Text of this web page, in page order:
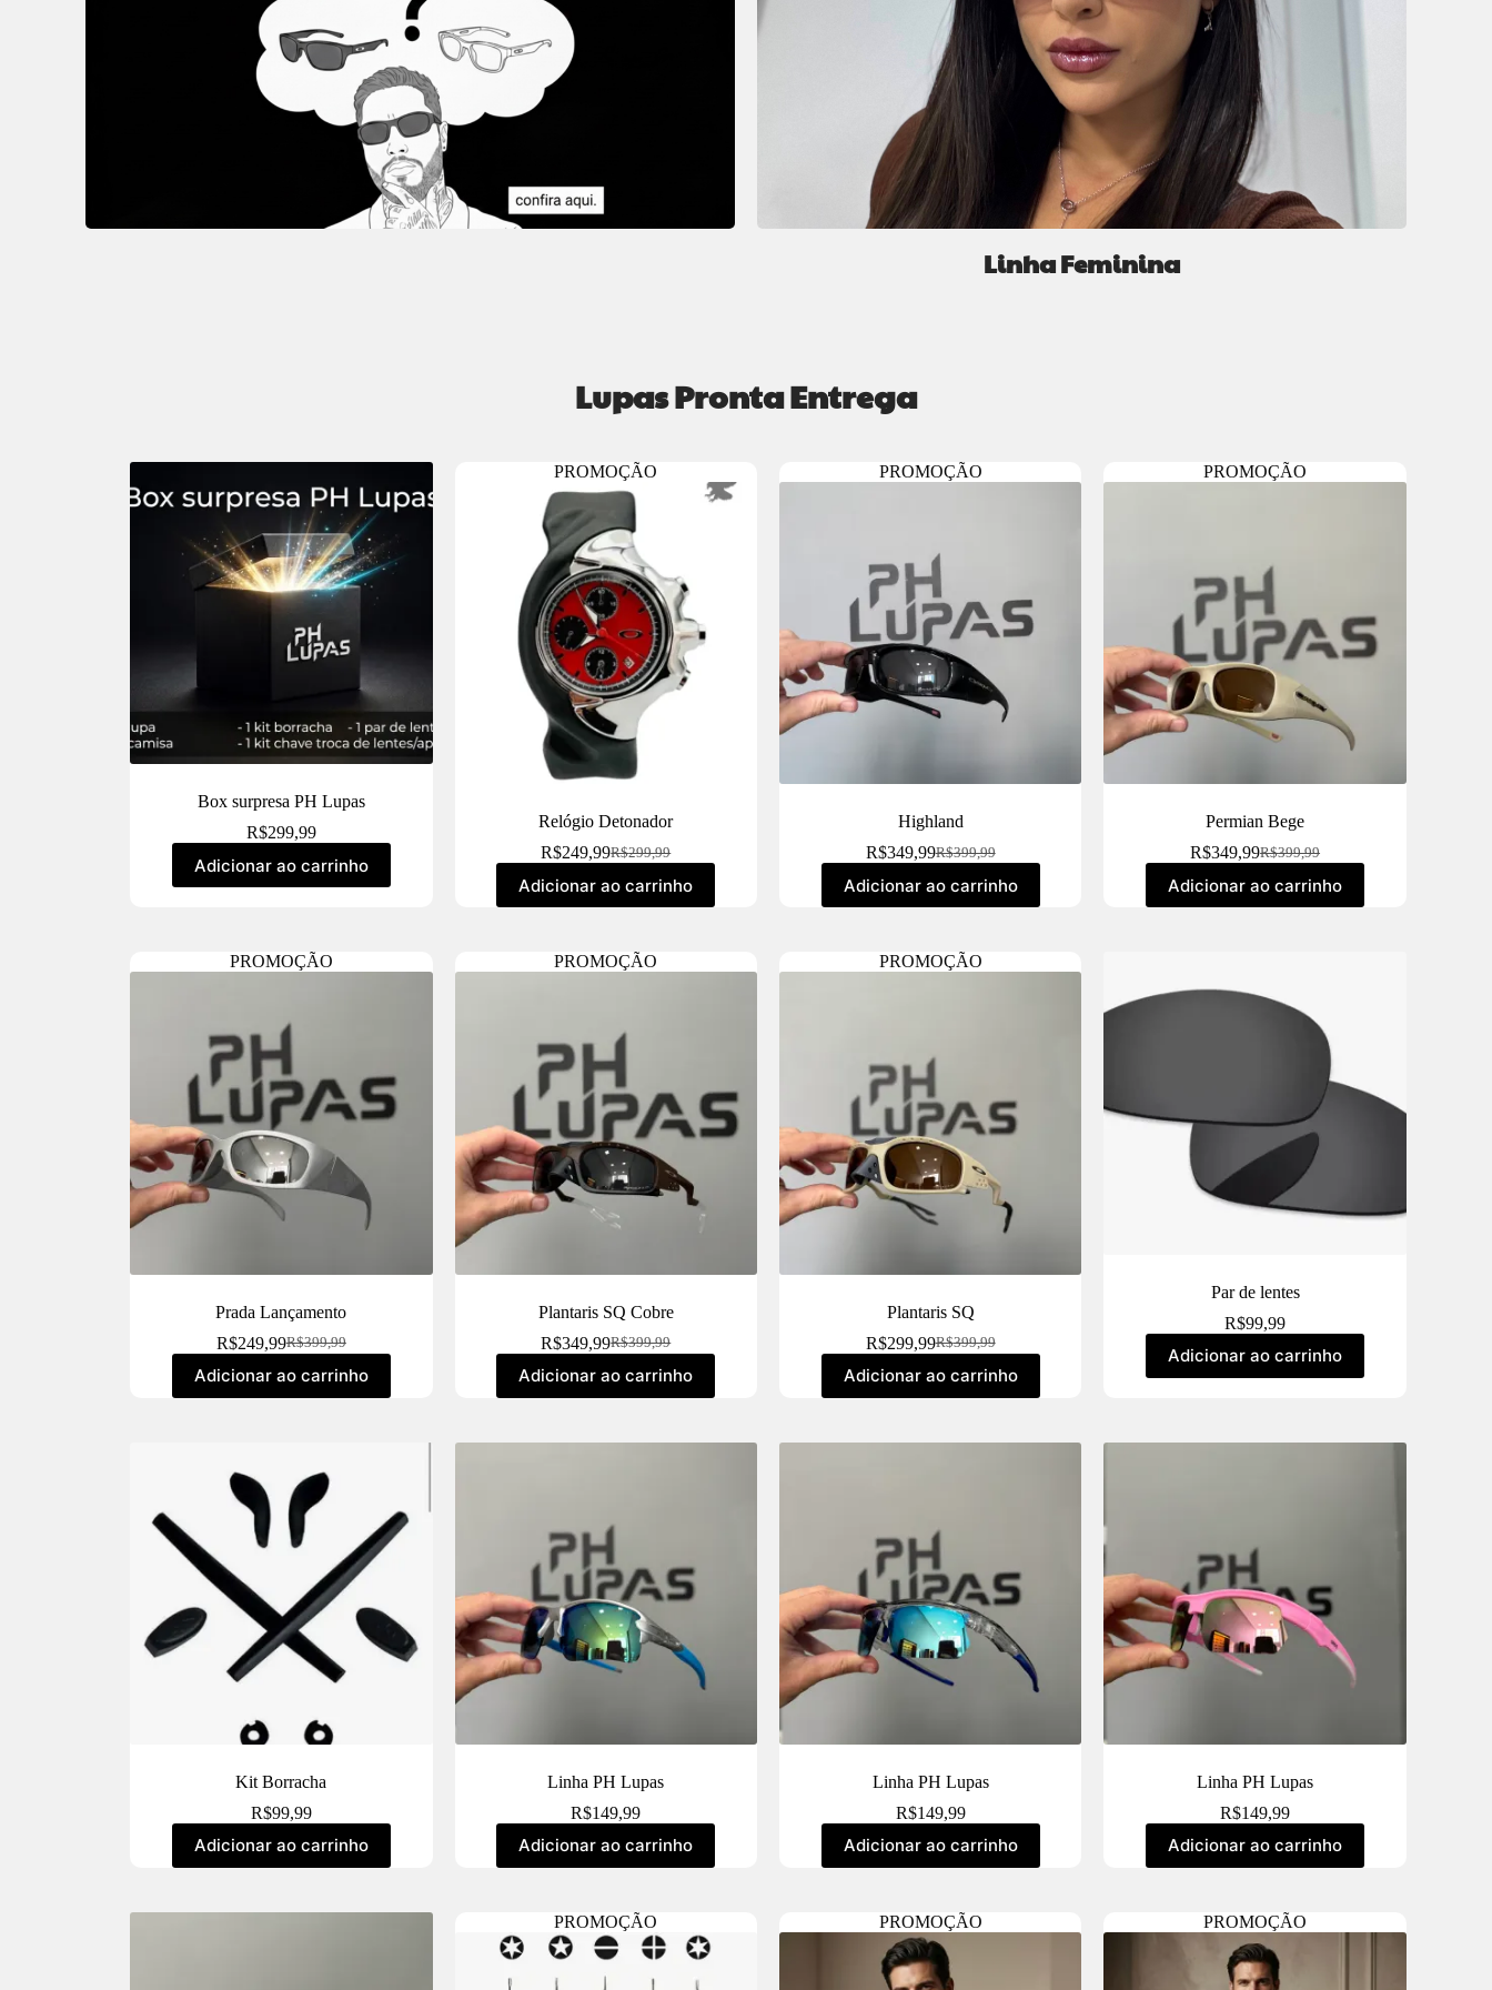
Linha Feminina
Lupas Pronta Entrega
Box surpresa PH Lupas
R$299,99
Adicionar ao carrinho
PROMOÇÃO
Relógio Detonador
R$299,99
R$249,99
Adicionar ao carrinho
PROMOÇÃO
Highland
R$399,99
R$349,99
Adicionar ao carrinho
PROMOÇÃO
Permian Bege
R$399,99
R$349,99
Adicionar ao carrinho
PROMOÇÃO
Prada Lançamento
R$399,99
R$249,99
Adicionar ao carrinho
PROMOÇÃO
Plantaris SQ Cobre
R$399,99
R$349,99
Adicionar ao carrinho
PROMOÇÃO
Plantaris SQ
R$399,99
R$299,99
Adicionar ao carrinho
Par de lentes
R$99,99
Adicionar ao carrinho
Kit Borracha
R$99,99
Adicionar ao carrinho
Linha PH Lupas
R$149,99
Adicionar ao carrinho
Linha PH Lupas
R$149,99
Adicionar ao carrinho
Linha PH Lupas
R$149,99
Adicionar ao carrinho
PROMOÇÃO PROMOÇÃO PROMOÇÃO